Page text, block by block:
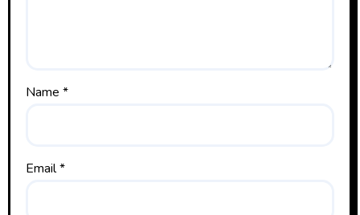
Name *
Email*